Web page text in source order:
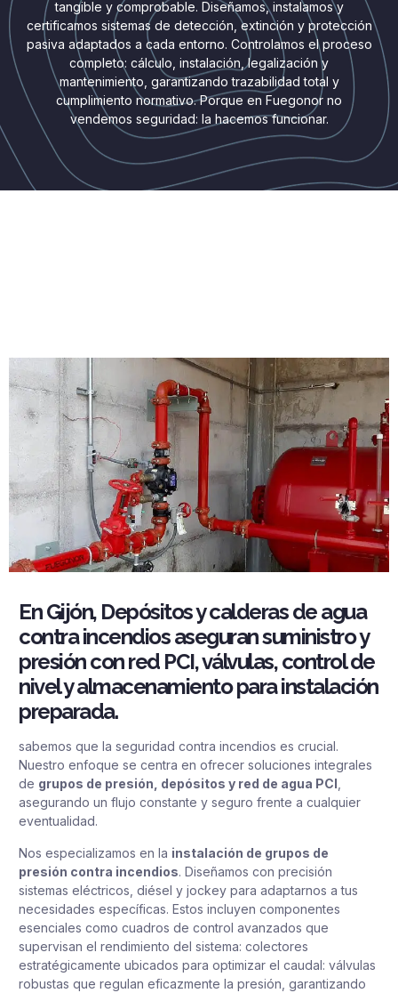
tangible y comprobable. Diseñamos, instalamos y
certificamos sistemas de detección, extinción y protección
pasiva adaptados a cada entorno. Controlamos el proceso
completo: cálculo, instalación, legalización y
mantenimiento, garantizando trazabilidad total y
cumplimiento normativo. Porque en Fuegonor no
vendemos seguridad: la hacemos funcionar.
En Gijón, Depósitos y calderas de agua
contra incendios aseguran suministro y
presión con red PCI, válvulas, control de
nivel y almacenamiento para instalación
preparada.
sabemos que la seguridad contra incendios es crucial.
Nuestro enfoque se centra en ofrecer soluciones integrales
de grupos de presión, depósitos y red de agua PCI ,
asegurando un flujo constante y seguro frente a cualquier
eventualidad.
Nos especializamos en la instalación de grupos de
presión contra incendios. Diseñamos con precisión
sistemas eléctricos, diésel y jockey para adaptarnos a tus
necesidades específicas. Estos incluyen componentes
esenciales como cuadros de control avanzados que
supervisan el rendimiento del sistema: colectores
estratégicamente ubicados para optimizar el caudal: válvulas
robustas que regulan eficazmente la presión, garantizando